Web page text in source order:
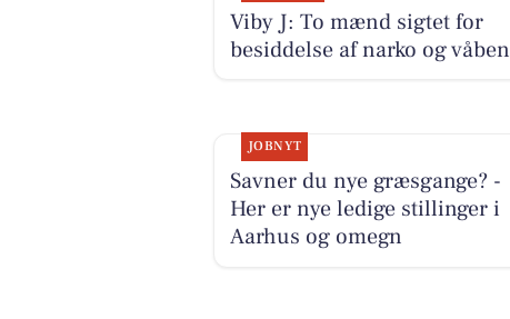
Viby J: To mænd sigtet for
besiddelse af narko og våben
JOBNYT
Savner du nye græsgange? -
Her er nye ledige stillinger i
Aarhus og omegn